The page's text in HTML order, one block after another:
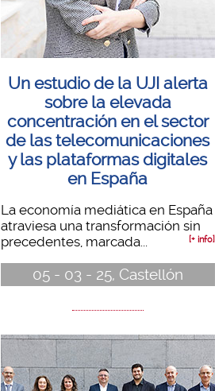
Un estudio de la UJI alerta
sobre la elevada
concentración en el sector
de las telecomunicaciones
y las plataformas digitales
en España
La economía mediática en España
atraviesa una transformación sin
precedentes, marcada...
[+ info]
05 - 03 - 25, Castellón